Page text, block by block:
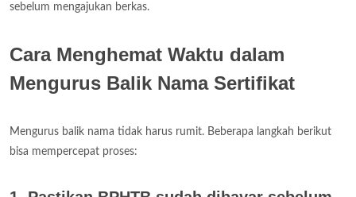
sebelum mengajukan berkas.
Cara Menghemat Waktu dalam
Mengurus Balik Nama Sertifikat
Mengurus balik nama tidak harus rumit. Beberapa langkah berikut
bisa mempercepat proses: